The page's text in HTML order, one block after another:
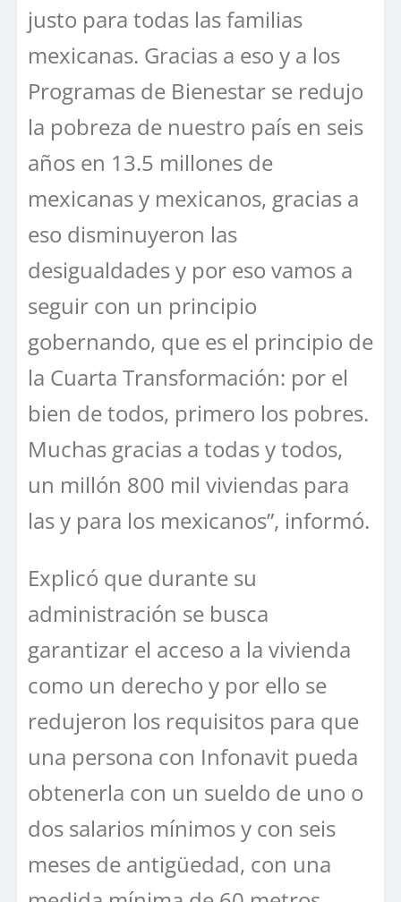
justo para todas las familias
mexicanas. Gracias a eso y a los
Programas de Bienestar se redujo
la pobreza de nuestro país en seis
años en 13.5 millones de
mexicanas y mexicanos, gracias a
eso disminuyeron las
desigualdades y por eso vamos a
seguir con un principio
gobernando, que es el principio de
la Cuarta Transformación: por el
bien de todos, primero los pobres.
Muchas gracias a todas y todos,
un millón 800 mil viviendas para
las y para los mexicanos”, informó.
Explicó que durante su
administración se busca
garantizar el acceso a la vivienda
como un derecho y por ello se
redujeron los requisitos para que
una persona con Infonavit pueda
obtenerla con un sueldo de uno o
dos salarios mínimos y con seis
meses de antigüedad, con una